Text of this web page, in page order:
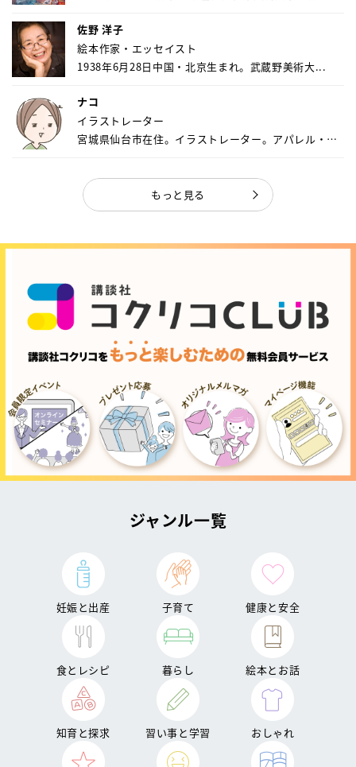
佐野 洋子
絵本作家・エッセイスト
1938年6月28日中国・北京生まれ。武蔵野美術大...
ナコ
イラストレーター
宮城県仙台市在住。イラストレーター。アパレル・キ
もっと見る
ジャンル一覧
妊娠と出産 子育て 健康と安全
食とレシピ 暮らし 絵本とお話
知育と探求 習い事と学習 おしゃれ